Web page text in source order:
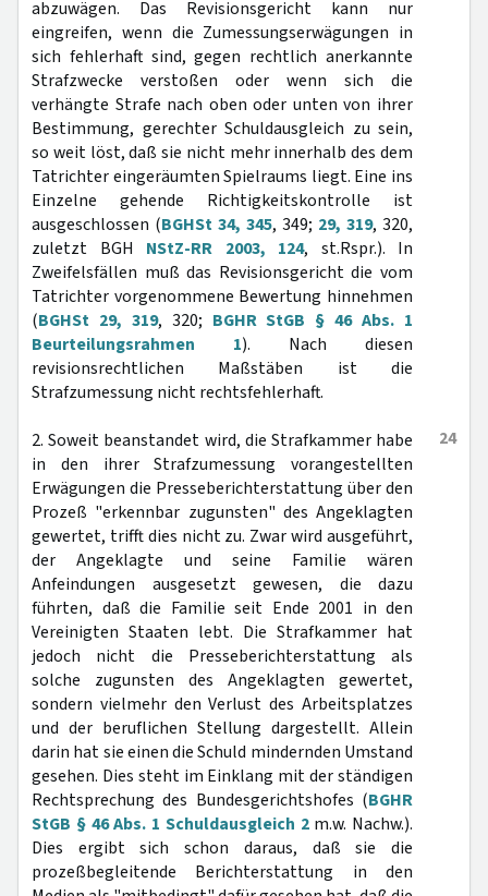
abzuwägen. Das Revisionsgericht kann nur
eingreifen, wenn die Zumessungserwägungen in
sich fehlerhaft sind, gegen rechtlich anerkannte
Strafzwecke verstoßen oder wenn sich die
verhängte Strafe nach oben oder unten von ihrer
Bestimmung, gerechter Schuldausgleich zu sein,
so weit löst, daß sie nicht mehr innerhalb des dem
Tatrichter eingeräumten Spielraums liegt. Eine ins
Einzelne gehende Richtigkeitskontrolle ist
ausgeschlossen (BGHSt 34, 345, 349; 29, 319, 320,
zuletzt BGH NStZ-RR 2003, 124, st.Rspr.). In
Zweifelsfällen muß das Revisionsgericht die vom
Tatrichter vorgenommene Bewertung hinnehmen
(BGHSt 29, 319, 320; BGHR StGB § 46 Abs. 1
Beurteilungsrahmen 1). Nach diesen
revisionsrechtlichen Maßstäben ist die
Strafzumessung nicht rechtsfehlerhaft.
24
2. Soweit beanstandet wird, die Strafkammer habe
in den ihrer Strafzumessung vorangestellten
Erwägungen die Presseberichterstattung über den
Prozeß "erkennbar zugunsten" des Angeklagten
gewertet, trifft dies nicht zu. Zwar wird ausgeführt,
der Angeklagte und seine Familie wären
Anfeindungen ausgesetzt gewesen, die dazu
führten, daß die Familie seit Ende 2001 in den
Vereinigten Staaten lebt. Die Strafkammer hat
jedoch nicht die Presseberichterstattung als
solche zugunsten des Angeklagten gewertet,
sondern vielmehr den Verlust des Arbeitsplatzes
und der beruflichen Stellung dargestellt. Allein
darin hat sie einen die Schuld mindernden Umstand
gesehen. Dies steht im Einklang mit der ständigen
Rechtsprechung des Bundesgerichtshofes (BGHR
StGB § 46 Abs. 1 Schuldausgleich 2m.w. Nachw.).
Dies ergibt sich schon daraus, daß sie die
prozeßbegleitende Berichterstattung in den